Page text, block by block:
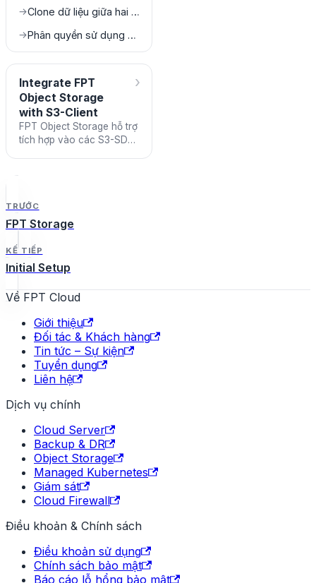
→ Clone dữ liệu giữa hai bucket khác nhau
→ Phân quyền sử dụng bucket cho các subuser
Integrate FPT
Object Storage
with S3-Client
FPT Object Storage hỗ trợ
tích hợp vào các S3-SDK
›
TRƯỚC
FPT Storage
KẾ TIẾP
Initial Setup
Về FPT Cloud
Giới thiệu
Đối tác & Khách hàng
Tin tức – Sự kiện
Tuyển dụng
Liên hệ
Dịch vụ chính
Cloud Server
Backup & DR
Object Storage
Managed Kubernetes
Giám sát
Cloud Firewall
Điều khoản & Chính sách
Điều khoản sử dụng
Chính sách bảo mật
Báo cáo lỗ hổng bảo mật